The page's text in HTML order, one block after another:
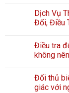
Dịch Vụ
Đối, Điều
Điều tra
không
Đối thủ
giác với